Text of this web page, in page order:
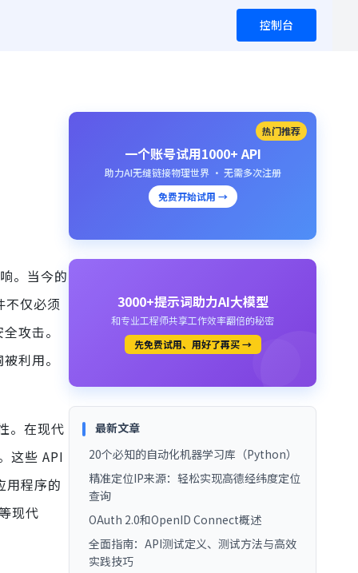
控制台
。当今的
不仅必须
攻击。
利用。
。在现代
这些 API
用程序的
现代
热门推荐
一个账号试用1000+ API
助力AI无缝链接物理世界 · 无需多次注册
免费开始试用 →
3000+提示词助力AI大模型
和专业工程师共享工作效率翻倍的秘密
先免费试用、用好了再买 →
最新文章
20个必知的自动化机器学习库（Python）
精准定位IP来源：轻松实现高德经纬度定位
查询
OAuth 2.0和OpenID Connect概述
全面指南：API测试定义、测试方法与高效
实践技巧